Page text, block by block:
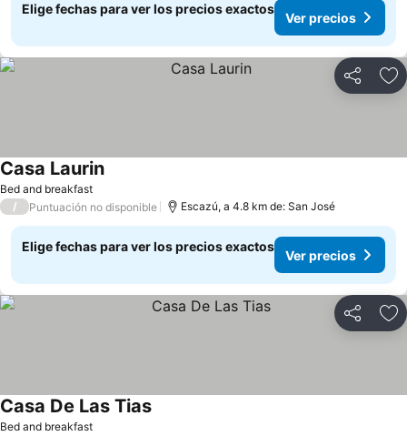
Elige fechas para ver los precios exactos
Ver precios
Compartir
Bed and breakfast
Casa Laurin
/ Puntuación no disponible Escazú, a 4.8 km de: San José
Elige fechas para ver los precios exactos
Ver precios
Compartir
Bed and breakfast
Casa De Las Tias